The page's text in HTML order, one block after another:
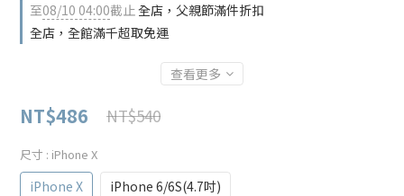
至08/10 04:00截止全店，父親節滿件折扣
全店，全館滿千超取免運
查看更多
NT$486 NT$540
尺寸 : iPhone X
iPhone X
iPhone 6/6S(4.7吋)